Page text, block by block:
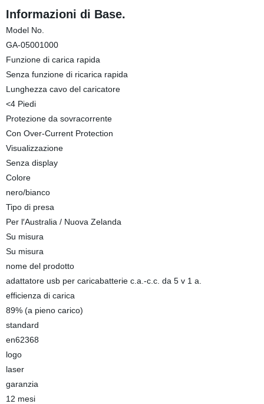
Informazioni di Base.
Model No.
GA-05001000
Funzione di carica rapida
Senza funzione di ricarica rapida
Lunghezza cavo del caricatore
<4 Piedi
Protezione da sovracorrente
Con Over-Current Protection
Visualizzazione
Senza display
Colore
nero/bianco
Tipo di presa
Per l′Australia / Nuova Zelanda
Su misura
Su misura
nome del prodotto
adattatore usb per caricabatterie c.a.-c.c. da 5 v 1 a.
efficienza di carica
89% (a pieno carico)
standard
en62368
logo
laser
garanzia
12 mesi